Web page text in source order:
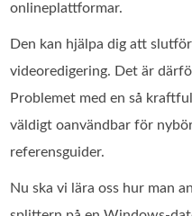
onlineplattformar.
Den kan hjälpa dig att
videoredigering. Det är
Problemet med en så
väldigt oanvändbar för
referensguider.
Nu ska vi lära oss hur man